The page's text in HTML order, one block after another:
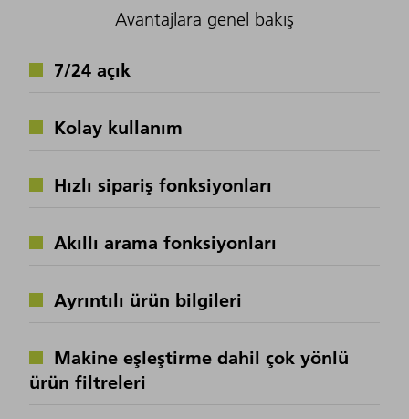
Avantajlara genel bakış
7/24 açık
Kolay kullanım
Hızlı sipariş fonksiyonları
Akıllı arama fonksiyonları
Ayrıntılı ürün bilgileri
Makine eşleştirme dahil çok yönlü
ürün filtreleri